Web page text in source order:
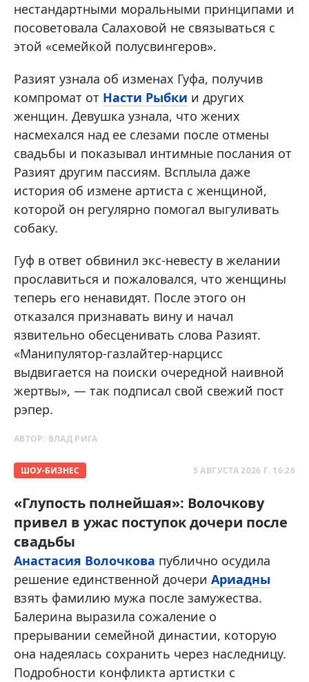
нестандартными моральными принципами и
посоветовала Салаховой не связываться с
этой «семейкой полусвингеров».
Разият узнала об изменах Гуфа, получив
компромат от Насти Рыбки и других
женщин. Девушка узнала, что жених
насмехался над ее слезами после отмены
свадьбы и показывал интимные послания от
Разият другим пассиям. Всплыла даже
история об измене артиста с женщиной,
которой он регулярно помогал выгуливать
собаку.
Гуф в ответ обвинил экс-невесту в желании
прославиться и пожаловался, что женщины
теперь его ненавидят. После этого он
отказался признавать вину и начал
язвительно обесценивать слова Разият.
«Манипулятор-газлайтер-нарцисс
выдвигается на поиски очередной наивной
жертвы», — так подписал свой свежий пост
рэпер.
АВТОР: ВЛАД РИГА
ШОУ-БИЗНЕС 5 АВГУСТА 2026 Г. 16:28
«Глупость полнейшая»: Волочкову
привел в ужас поступок дочери после
свадьбы
Анастасия Волочкова публично осудила
решение единственной дочери Ариадны
взять фамилию мужа после замужества.
Балерина выразила сожаление о
прерывании семейной династии, которую
она надеялась сохранить через наследницу.
Подробности конфликта артистки с